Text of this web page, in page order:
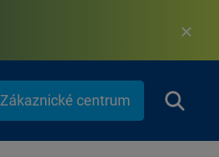
Zákaznické centrum